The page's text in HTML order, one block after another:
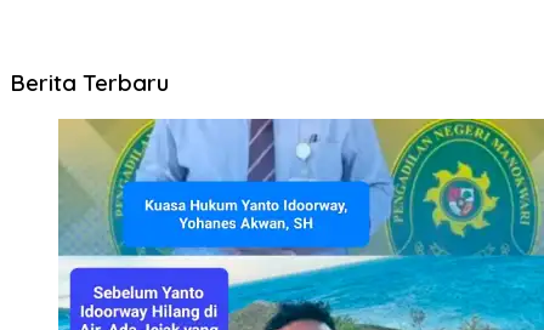
Berita Terbaru